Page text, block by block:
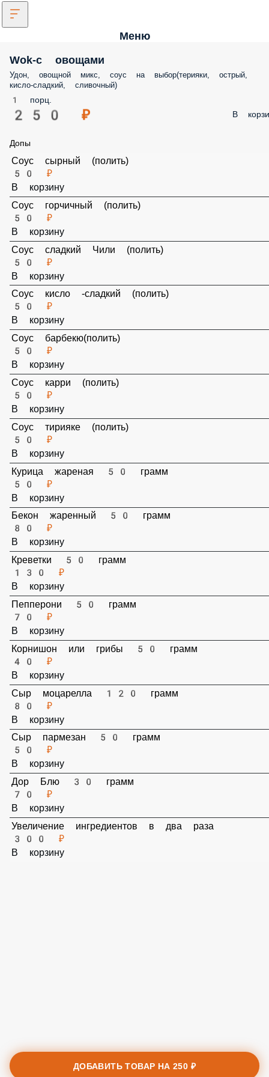
Меню
Wok-c овощами
Удон, овощной микс, соус на выбор(терияки, острый, кисло-сладкий,
сливочный)
1 порц.
250 ₽ В
Допы
Соус сырный (полить)
50 ₽
В корзину
Соус горчичный (полить)
50 ₽
В корзину
Соус сладкий Чили (полить)
50 ₽
В корзину
Соус кисло -сладкий (полить)
50 ₽
В корзину
Соус барбекю(полить)
50 ₽
В корзину
Соус карри (полить)
50 ₽
В корзину
Соус тирияке (полить)
50 ₽
В корзину
Курица жареная 50 грамм
50 ₽
В корзину
Бекон жаренный 50 грамм
80 ₽
В корзину
Креветки 50 грамм
130 ₽
В корзину
Пепперони 50 грамм
70 ₽
В корзину
Корнишон или грибы 50 грамм
40 ₽
В корзину
Сыр моцарелла 120 грамм
80 ₽
В корзину
ДОБАВИТЬ ТОВАР НА250 ₽